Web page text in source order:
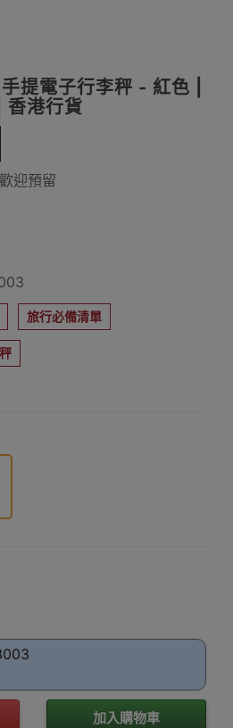
提電子行李秤 - 紅色 |
港行貨
迎預留
旅行必備清單
加入購物車